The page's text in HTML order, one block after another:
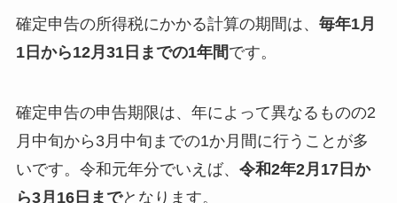
確定申告の所得税にかかる計算の期間は、 毎年1月
1日から12月31日までの1年間です。
確定申告の申告期限は、年によって異なるものの2
月中旬から3月中旬までの1か月間に行うことが多
いです。令和元年分でいえば、 令和2年2月17日か
ら3月16日までとなります。